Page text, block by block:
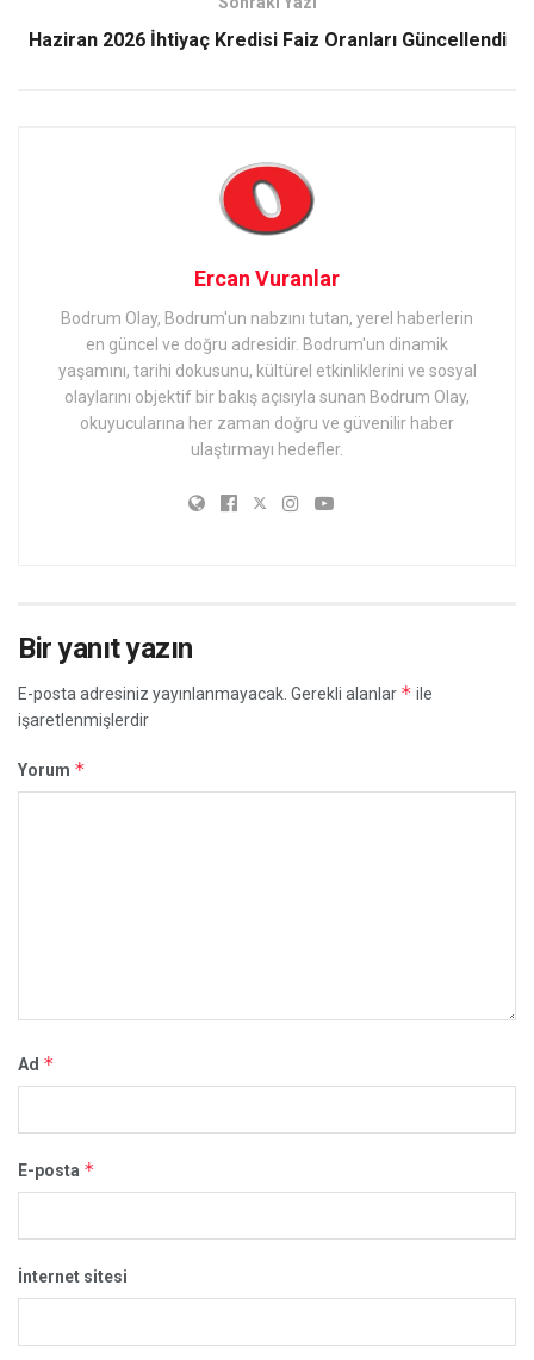
Haziran 2026 İhtiyaç Kredisi Faiz Oranları Güncellendi
Ercan Vuranlar
Bodrum Olay, Bodrum'un nabzını tutan, yerel haberlerin
en güncel ve doğru adresidir. Bodrum'un dinamik
yaşamını, tarihi dokusunu, kültürel etkinliklerini ve sosyal
olaylarını objektif bir bakış açısıyla sunan Bodrum Olay,
okuyucularına her zaman doğru ve güvenilir haber
ulaştırmayı hedefler.
Bir yanıt yazın
E-posta adresiniz yayınlanmayacak. Gerekli alanlar * ile
işaretlenmişlerdir
Yorum *
Ad *
E-posta *
İnternet sitesi